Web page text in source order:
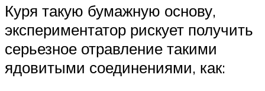
Куря такую бумажную основу,
экспериментатор рискует получить
серьезное отравление такими
ядовитыми соединениями, как: